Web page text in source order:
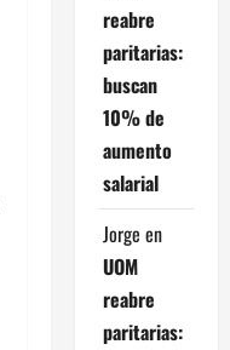
reabre
paritarias:
buscan
10% de
aumento
salarial
Jorge en
UOM
reabre
paritarias: